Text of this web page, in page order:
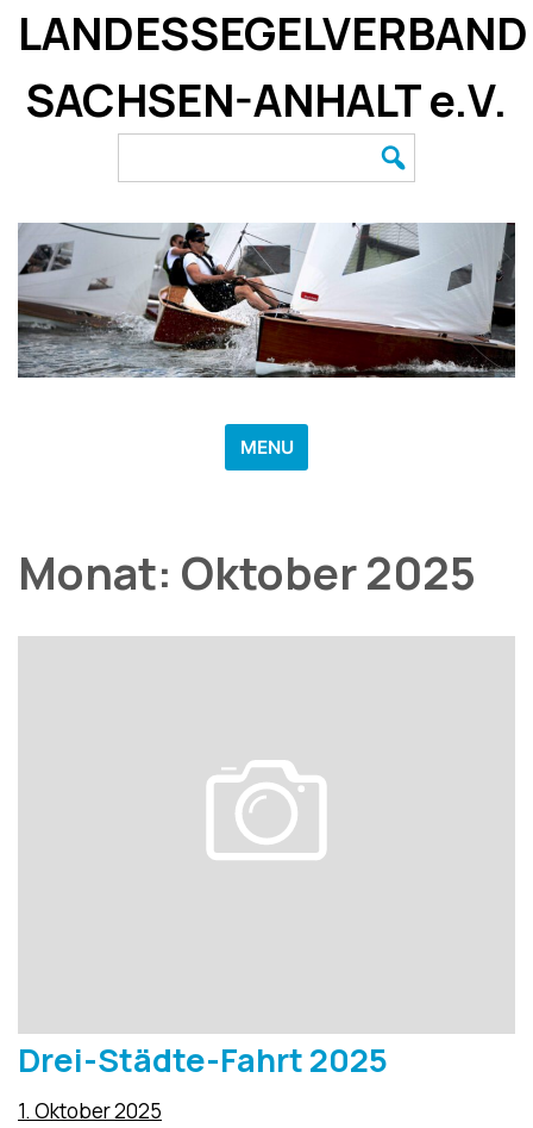
SkipLANDESSEGELVERBAND
SACHSEN-ANHALT e.V.
for:
MENU
Monat: Oktober 2025
Drei-Städte-Fahrt 2025
1. Oktober 2025